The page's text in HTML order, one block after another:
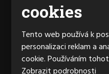
Generální
cookies
Tento web používá k
personalizaci reklam a
cookie. Používáním